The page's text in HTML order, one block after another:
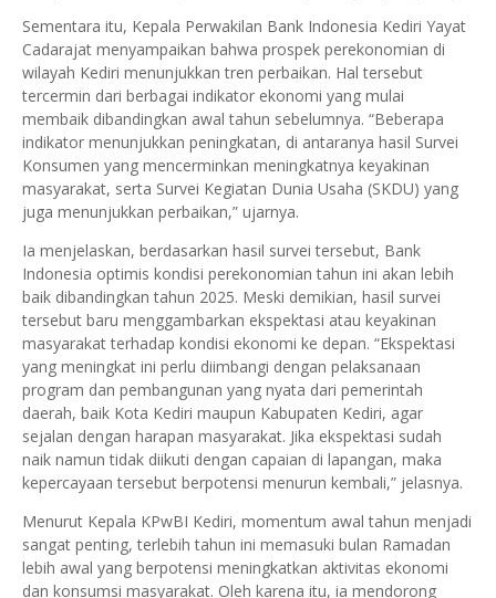
Sementara itu, Kepala Perwakilan Bank Indonesia Kediri Yayat
Cadarajat menyampaikan bahwa prospek perekonomian di
wilayah Kediri menunjukkan tren perbaikan. Hal tersebut
tercermin dari berbagai indikator ekonomi yang mulai
membaik dibandingkan awal tahun sebelumnya. “Beberapa
indikator menunjukkan peningkatan, di antaranya hasil Survei
Konsumen yang mencerminkan meningkatnya keyakinan
masyarakat, serta Survei Kegiatan Dunia Usaha (SKDU) yang
juga menunjukkan perbaikan,” ujarnya.
Ia menjelaskan, berdasarkan hasil survei tersebut, Bank
Indonesia optimis kondisi perekonomian tahun ini akan lebih
baik dibandingkan tahun 2025. Meski demikian, hasil survei
tersebut baru menggambarkan ekspektasi atau keyakinan
masyarakat terhadap kondisi ekonomi ke depan. “Ekspektasi
yang meningkat ini perlu diimbangi dengan pelaksanaan
program dan pembangunan yang nyata dari pemerintah
daerah, baik Kota Kediri maupun Kabupaten Kediri, agar
sejalan dengan harapan masyarakat. Jika ekspektasi sudah
naik namun tidak diikuti dengan capaian di lapangan, maka
kepercayaan tersebut berpotensi menurun kembali,” jelasnya.
Menurut Kepala KPwBI Kediri, momentum awal tahun menjadi
sangat penting, terlebih tahun ini memasuki bulan Ramadan
lebih awal yang berpotensi meningkatkan aktivitas ekonomi
dan konsumsi masyarakat. Oleh karena itu, ia mendorong